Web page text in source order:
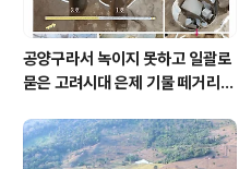
공양구라서 녹이지 못하고 일괄로
묻은 고려시대 은제 기물 떼거리로